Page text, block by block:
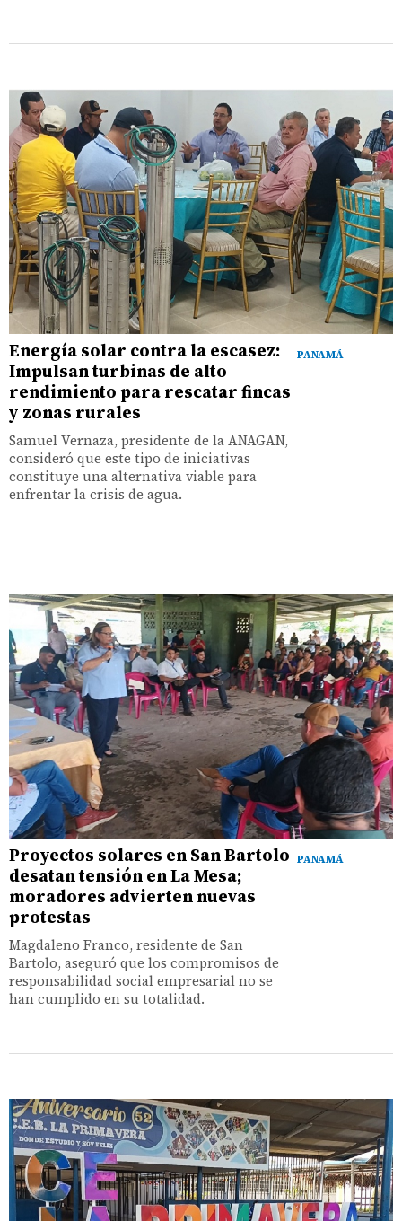
PANAMÁ
Energía solar contra la escasez:
Impulsan turbinas de alto
rendimiento para rescatar fincas
y zonas rurales
Samuel Vernaza, presidente de la ANAGAN,
consideró que este tipo de iniciativas
constituye una alternativa viable para
enfrentar la crisis de agua.
PANAMÁ
Proyectos solares en San Bartolo
desatan tensión en La Mesa;
moradores advierten nuevas
protestas
Magdaleno Franco, residente de San
Bartolo, aseguró que los compromisos de
responsabilidad social empresarial no se
han cumplido en su totalidad.